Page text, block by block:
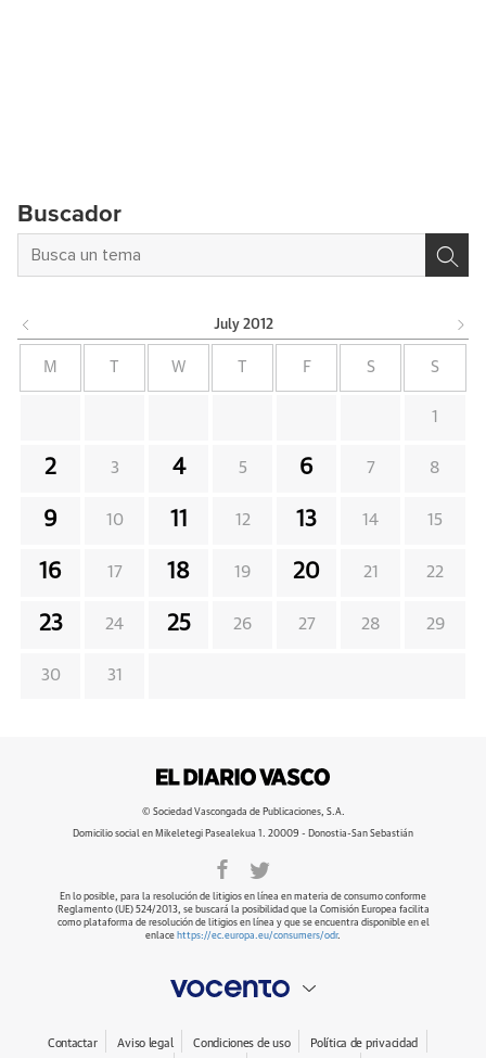
Buscador
July 2012
M W F S S
1
2 3 4 5 6 7 8
9 10 11 12 13 14 15
16 17 18 19 20 21 22
23 24 25 26 27 28 29
30 31
© Sociedad Vascongada de Publicaciones, S.A.
Domicilio social en Mikeletegi Pasealekua 1. 20009 - Donostia-San Sebastián
En lo posible, para la resolución de litigios en línea en materia de consumo conforme
Reglamento (UE) 524/2013, se buscará la posibilidad que la Comisión Europea facilita
como plataforma de resolución de litigios en línea y que se encuentra disponible en el
enlace https://ec.europa.eu/consumers/odr.
Contactar Aviso legal Condiciones de uso Política de privacidad